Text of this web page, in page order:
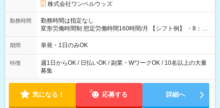
株式会社ワンベルウッズ
勤務時間
勤務時間は指定なし
変形労働時間制 想定労働時間160時間/月 【シフト例】 ・8：00
～21：00
期間 単発・1日のみOK
特徴
週1日からOK / 日払いOK / 副業・WワークOK / 10名以上の大量
募集
気になる！ 応募する 詳細へ